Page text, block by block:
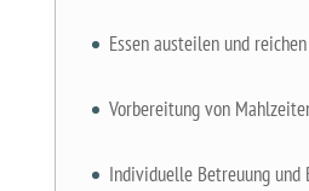
Essen austeilen und reichen
Vorbereitung von
Individuelle Betreuung und